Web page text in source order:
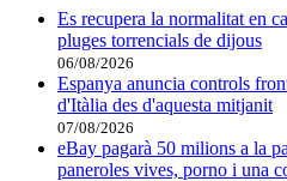
Es recupera la normalitat en
pluges torrencials de dijous
06/08/2026
Espanya anuncia controls
d'Itàlia des d'aquesta mitjanit
07/08/2026
eBay pagarà 50 milions a la
paneroles vives, porno i una